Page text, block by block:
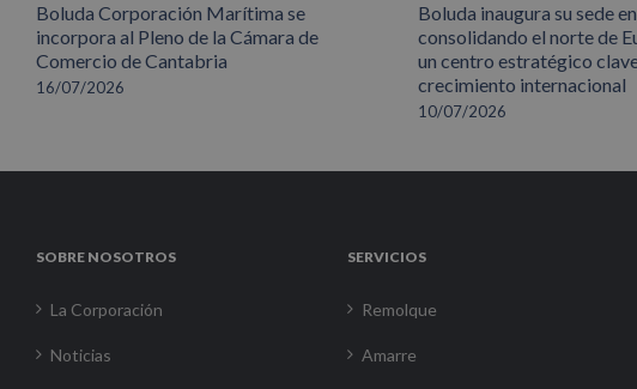
Boluda Corporación Marítima se
incorpora al Pleno de la Cámara de
Comercio de Cantabria
16/07/2026
Boluda inaugura su sede
consolidando el norte de
un centro estratégico
crecimiento internacional
10/07/2026
SOBRE NOSOTROS
La Corporación
Noticias
SERVICIOS
Remolque
Amarre